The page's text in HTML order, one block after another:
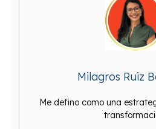
Milagros Ruiz
Me defino como una